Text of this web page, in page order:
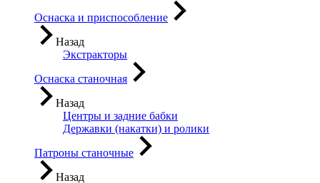
Оснаска и приспособление
Назад
Экстракторы
Оснаска станочная
Назад
Центры и задние бабки
Державки (накатки) и ролики
Патроны станочные
Назад